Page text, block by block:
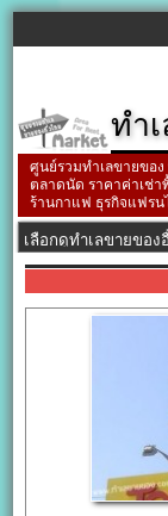
ทำ
ศูนย์รวมทำเลขายขอ
ตลาดนัด ราคาค่าเช่า
ร้านกาแฟ ธุรกิจแฟรน